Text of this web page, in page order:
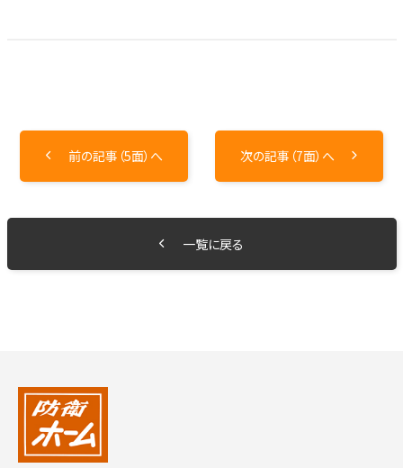
前の記事（5面）へ 次の記事（7面）へ
一覧に戻る